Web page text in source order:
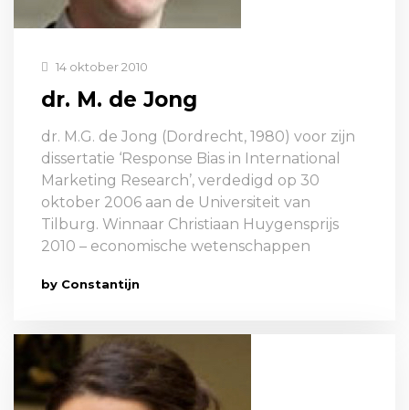
14 oktober 2010
dr. M. de Jong
dr. M.G. de Jong (Dordrecht, 1980) voor zijn
dissertatie ‘Response Bias in International
Marketing Research’, verdedigd op 30
oktober 2006 aan de Universiteit van
Tilburg. Winnaar Christiaan Huygensprijs
2010 – economische wetenschappen
by Constantijn